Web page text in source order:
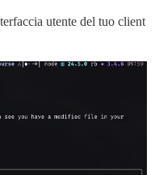
utente del tuo client